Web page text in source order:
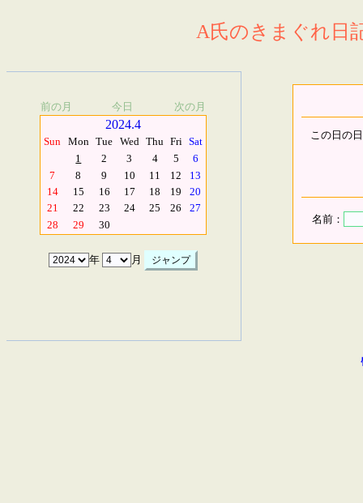
A氏のきまぐれ日
前の月 今日 次の月
2024.4
Sun Mon Tue Wed Thu Fri Sat
1
2 3 4 5
6
7
8 9 10 11 12
13
14
15 16 17 18 19
20
21
22 23 24 25 26
27
28
29 30
年 月
この日の
名前：